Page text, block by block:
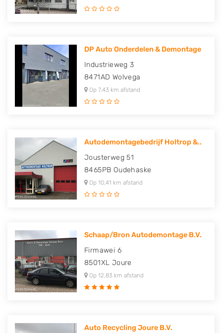
DP Auto Onderdelen & Demontage
Industrieweg 3
8471AD Wolvega
Op 7,43 km afstand
Autodemontagebedrijf Holtrop &..
Jousterweg 51
8465PB Oudehaske
Op 10,41 km afstand
Schaap/Bron Autodemontage B.V.
Firmawei 6
8501XL Joure
Op 12,83 km afstand
Auto Recycling Joure B.V.